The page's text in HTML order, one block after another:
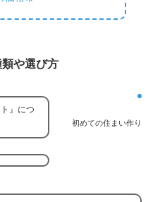
や選び方
初めての住まい作り
』につ